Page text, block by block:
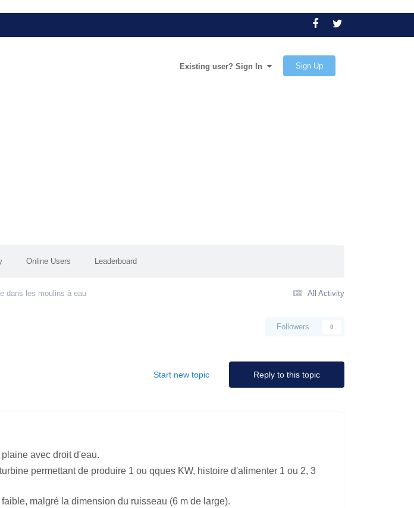
Existing user? Sign In Sign Up
Online Users Leaderboard
All Activity
dans les moulins à eau
Followers 0
Reply to this topic
Start new topic
avec droit d'eau.
permettant de produire 1 ou qques KW, histoire d'alimenter 1 ou 2, 3
malgré la dimension du ruisseau (6 m de large).